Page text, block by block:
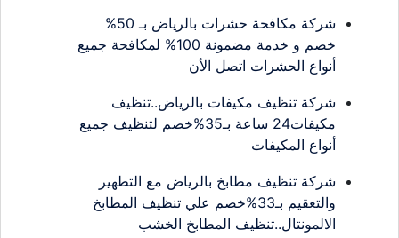
شركة مكافحة حشرات بالرياض بـ 50%
خصم و خدمة مضمونة 100% لمكافحة جميع
أنواع الحشرات اتصل الأن
شركة تنظيف مكيفات بالرياض..تنظيف
مكيفات24 ساعة بـ35%خصم لتنظيف جميع
أنواع المكيفات
شركة تنظيف مطابخ بالرياض مع التطهير
والتعقيم بـ33%خصم علي تنظيف المطابخ
الالمونتال..تنظيف المطابخ الخشب